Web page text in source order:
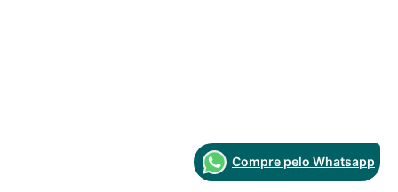
Compre pelo Whatsapp